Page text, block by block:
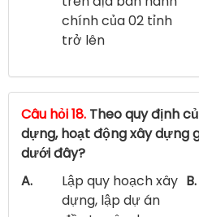
chính của 02 tỉnh
trở lên
Câu hỏi 18. Theo quy định
dựng, hoạt động xây dựng
dưới đây?
A.
Lập quy hoạch xây
dựng, lập dự án
B.